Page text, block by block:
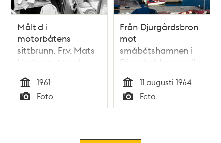
Måltid i
motorbåtens
sittbrunn. Fr.v. Mats
Lindgren, Maud
Lindgren och
Gunnar Eckerrot
Tid
1961
Typ
Foto
Från Djurgårdsbron
mot
småbåtshamnen i
Djurgårdsbrunnsviken.
Shellmackens
bensinbrygga i
bakgrunden
Tid
11 augusti 1964
Typ
Foto